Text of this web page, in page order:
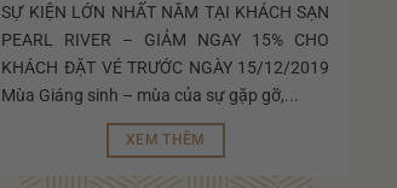
SỰ KIỆN LỚN NHẤT NĂM TẠI KHÁCH SẠN
PEARL RIVER – GIẢM NGAY 15% CHO
KHÁCH ĐẶT VÉ TRƯỚC NGÀY 15/12/2019
Mùa Giáng sinh – mùa của sự gặp gỡ,...
XEM THÊM